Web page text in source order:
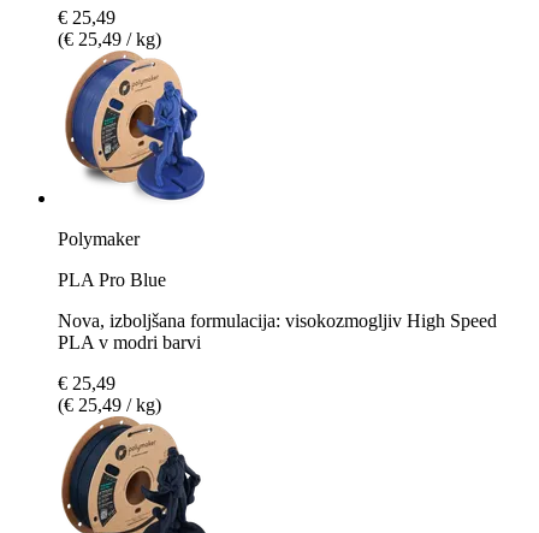
€ 25,49
(€ 25,49 / kg)
Polymaker
PLA Pro Blue
Nova, izboljšana formulacija: visokozmogljiv High Speed
PLA v modri barvi
€ 25,49
(€ 25,49 / kg)